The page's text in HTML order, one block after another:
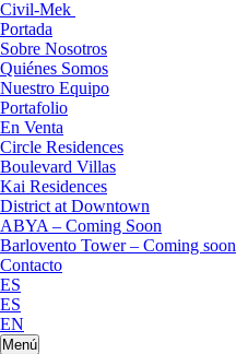
Civil-Mek
Portada
Sobre Nosotros
Quiénes Somos
Nuestro Equipo
Portafolio
En Venta
Circle Residences
Boulevard Villas
Kai Residences
District at Downtown
ABYA – Coming Soon
Barlovento Tower – Coming soon
Contacto
ES
ES
EN
Menú